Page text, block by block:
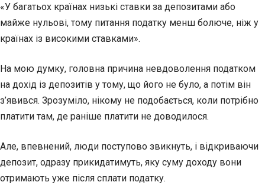
«У багатьох країнах низькі ставки за депозитами або
майже нульові, тому питання податку менш болюче, ніж у
країнах із високими ставками».
На мою думку, головна причина невдоволення податком
на дохід із депозитів у тому, що його не було, а потім він
з’явився. Зрозуміло, нікому не подобається, коли потрібно
платити там, де раніше платити не доводилося.
Але, впевнений, люди поступово звикнуть, і відкриваючи
депозит, одразу прикидатимуть, яку суму доходу вони
отримають уже після сплати податку.